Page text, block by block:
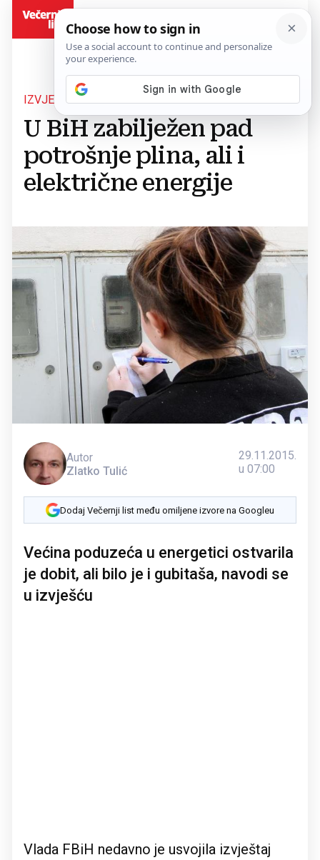
IZVJEŠĆA POKAZALA
U BiH zabilježen pad
potrošnje plina, ali i
električne energije
Autor
Zlatko Tulić
29.11.2015.
u 07:00
Dodaj Večernji list među omiljene izvore na Googleu
Većina poduzeća u energetici ostvarila
je dobit, ali bilo je i gubitaša, navodi se
u izvješću
Vlada FBiH nedavno je usvojila izvještaj